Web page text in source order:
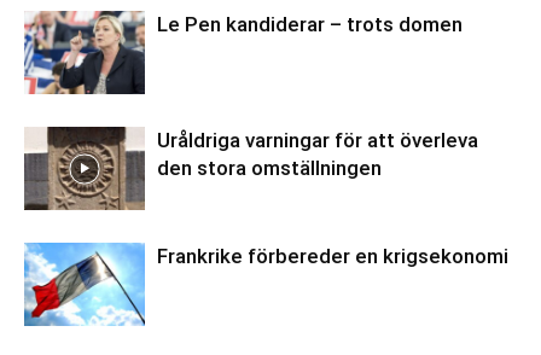
Le Pen kandiderar – trots domen
Uråldriga varningar för att överleva
den stora omställningen
Frankrike förbereder en krigsekonomi